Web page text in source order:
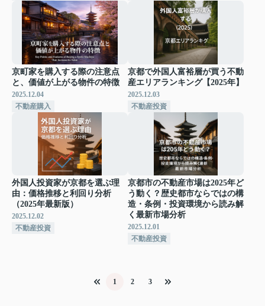
京町家を購入する際の注意点
と、価値が上がる物件の特徴
2025.12.04
不動産購入
京都で外国人富裕層が買う不動
産エリアランキング【2025年】
2025.12.03
不動産投資
外国人投資家が京都を選ぶ理
由：価格推移と利回り分析
（2025年最新版）
2025.12.02
不動産投資
京都市の不動産市場は2025年ど
う動く？歴史都市ならではの構
造・条例・投資環境から読み解
く最新市場分析
2025.12.01
不動産投資
1 2 3